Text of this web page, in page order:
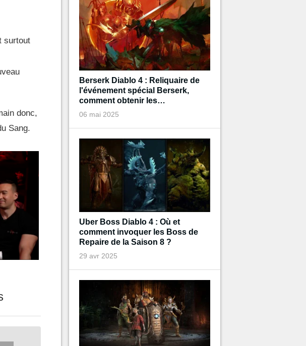
surtout
donc,
Sang.
Berserk Diablo 4 : Reliquaire de
l'événement spécial Berserk,
comment obtenir les
récompenses ?
06 mai 2025
Uber Boss Diablo 4 : Où et
comment invoquer les Boss de
Repaire de la Saison 8 ?
29 avr 2025